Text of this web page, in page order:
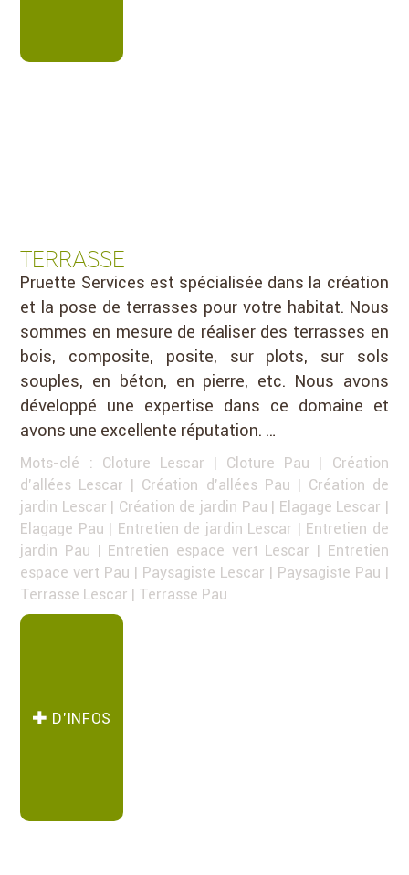
TERRASSE
Pruette Services est spécialisée dans la création
et la pose de terrasses pour votre habitat. Nous
sommes en mesure de réaliser des terrasses en
bois, composite, posite, sur plots, sur sols
souples, en béton, en pierre, etc. Nous avons
développé une expertise dans ce domaine et
avons une excellente réputation. …
Mots-clé : Cloture Lescar | Cloture Pau | Création
d'allées Lescar | Création d'allées Pau | Création de
jardin Lescar | Création de jardin Pau | Elagage Lescar |
Elagage Pau | Entretien de jardin Lescar | Entretien de
jardin Pau | Entretien espace vert Lescar | Entretien
espace vert Pau | Paysagiste Lescar | Paysagiste Pau |
Terrasse Lescar | Terrasse Pau
D’INFOS